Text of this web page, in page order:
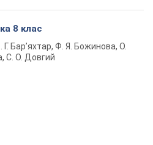
8 клас
Г. Бар’яхтар, Ф. Я. Божинова, О.
С. О. Довгий